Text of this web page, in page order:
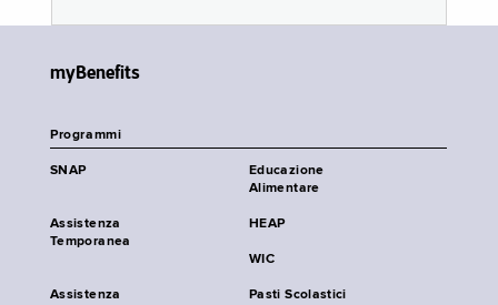
myBenefits
Programmi
SNAP
Educazione
Alimentare
Assistenza
Temporanea
HEAP
WIC
Assistenza
Pasti Scolastici